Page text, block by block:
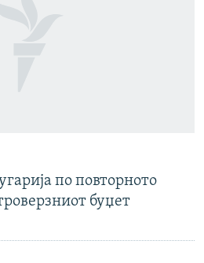
по повторното
буџет